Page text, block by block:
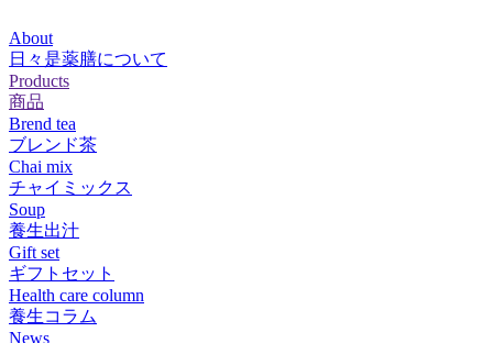
About
日々是薬膳について
Products
商品
Brend tea
ブレンド茶
Chai mix
チャイミックス
Soup
養生出汁
Gift set
ギフトセット
Health care column
養生コラム
News